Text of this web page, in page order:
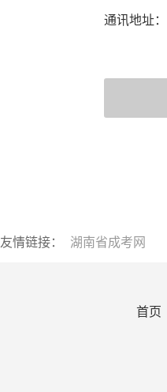
通讯地址：
友情链接： 湖南省成考网
首页